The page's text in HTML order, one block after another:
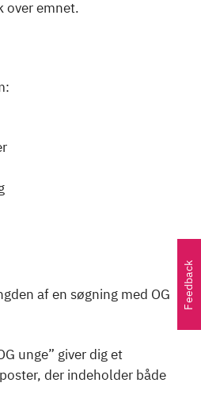
over emnet.
af en søgning med OG
unge” giver dig et
der indeholder både
Feedback